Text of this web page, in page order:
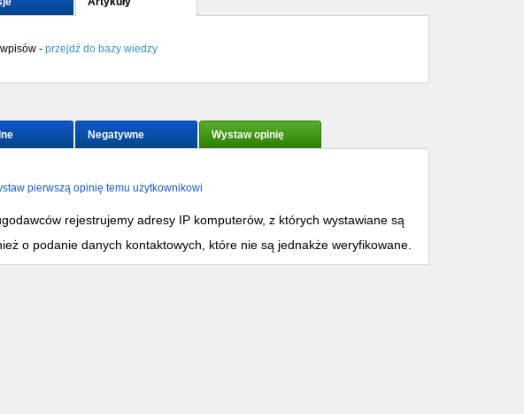
- przejdź do bazy wiedzy
Negatywne Wystaw opinię
pierwszą opinię temu użytkownikowi
rejestrujemy adresy IP komputerów, z których wystawiane są
o podanie danych kontaktowych, które nie są jednakże weryfikowane.